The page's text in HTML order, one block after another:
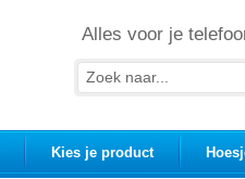
Alles voor je
Kies je product